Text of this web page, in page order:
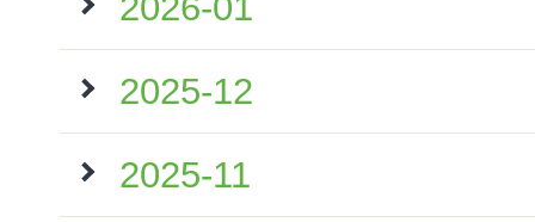
2025-12
2025-11